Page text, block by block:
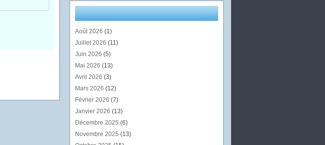
Août 2026 (1)
Juillet 2026 (11)
Juin 2026 (5)
Mai 2026 (13)
Avril 2026 (3)
Mars 2026 (12)
Février 2026 (7)
Janvier 2026 (13)
Décembre 2025 (6)
Novembre 2025 (13)